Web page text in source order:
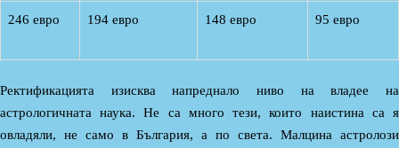
246 евро 194 евро 148 евро 95 евро
Ректификацията изисква напреднало ниво на владее на
астрологичната наука. Не са много тези, които наистина са я
овладяли, не само в България, а по света. Малцина астролози